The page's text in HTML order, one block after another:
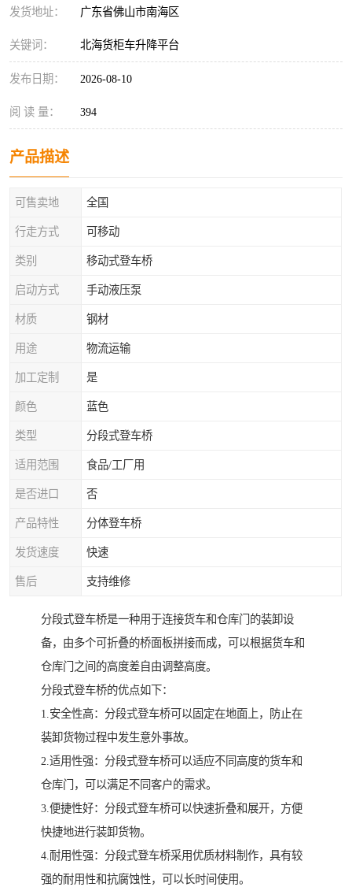
发货地址： 广东省佛山市南海区
关键词： 北海货柜车升降平台
发布日期： 2026-08-10
阅 读 量： 394
产品描述
可售卖地 全国
行走方式 可移动
类别 移动式登车桥
启动方式 手动液压泵
材质 钢材
用途 物流运输
加工定制 是
颜色 蓝色
类型 分段式登车桥
适用范围 食品/工厂用
是否进口 否
产品特性 分体登车桥
发货速度 快速
售后 支持维修
分段式登车桥是一种用于连接货车和仓库门的装卸设
备，由多个可折叠的桥面板拼接而成，可以根据货车和
仓库门之间的高度差自由调整高度。
分段式登车桥的优点如下：
1.安全性高：分段式登车桥可以固定在地面上，防止在
装卸货物过程中发生意外事故。
2.适用性强：分段式登车桥可以适应不同高度的货车和
仓库门，可以满足不同客户的需求。
3.便捷性好：分段式登车桥可以快速折叠和展开，方便
快捷地进行装卸货物。
4.耐用性强：分段式登车桥采用优质材料制作，具有较
强的耐用性和抗腐蚀性，可以长时间使用。